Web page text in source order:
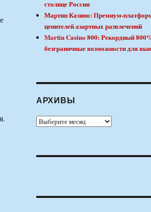
столице России
Мартин Казино: Премиум-
ценителей азартных развлечений
Martin Casino 800: Рекордный
безграничные возможности для
АРХИВЫ
Архивы